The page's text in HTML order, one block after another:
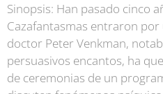
Sinopsis: Han pasado cinco
Cazafantasmas entraron por
doctor Peter Venkman,
persuasivos encantos, ha
de ceremonias de un